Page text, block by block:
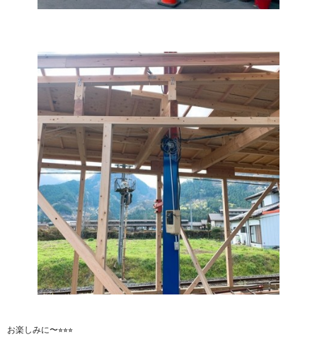
お楽しみに〜⭐︎⭐︎⭐︎